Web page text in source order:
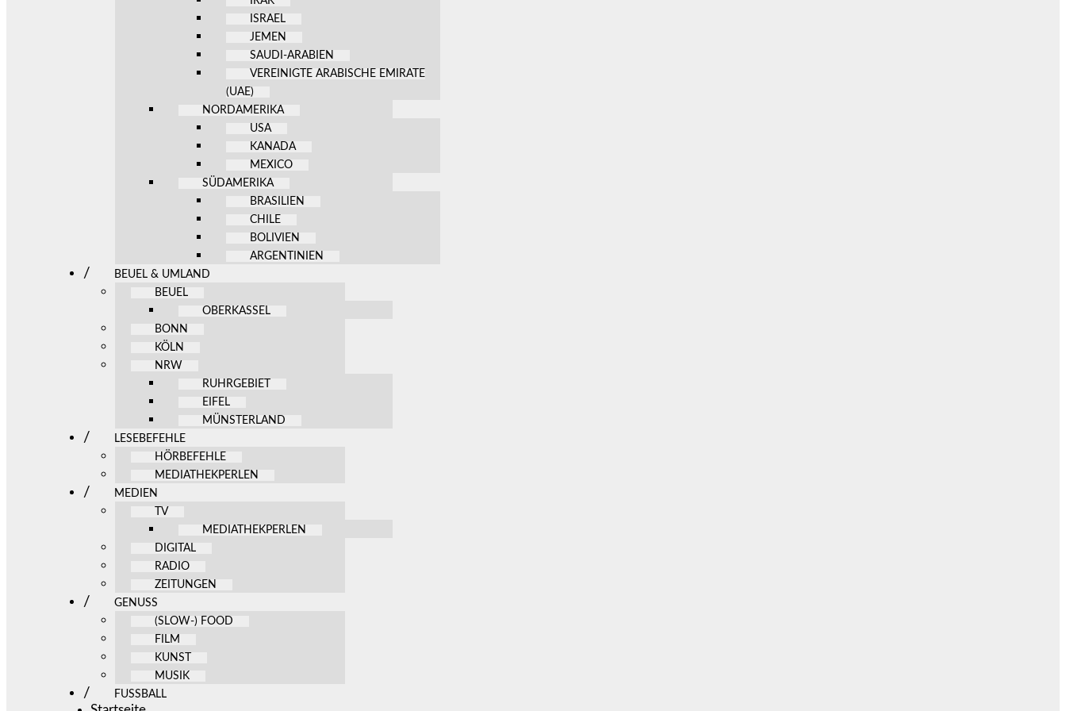
ISRAEL
JEMEN
SAUDI-ARABIEN
VEREINIGTE ARABISCHE EMIRATE
(UAE)
NORDAMERIKA
USA
KANADA
MEXICO
SÜDAMERIKA
BRASILIEN
CHILE
BOLIVIEN
ARGENTINIEN
BEUEL & UMLAND
BEUEL
OBERKASSEL
BONN
KÖLN
NRW
RUHRGEBIET
EIFEL
MÜNSTERLAND
LESEBEFEHLE
HÖRBEFEHLE
MEDIATHEKPERLEN
MEDIEN
TV
MEDIATHEKPERLEN
DIGITAL
RADIO
ZEITUNGEN
GENUSS
(SLOW-) FOOD
FILM
KUNST
MUSIK
FUSSBALL